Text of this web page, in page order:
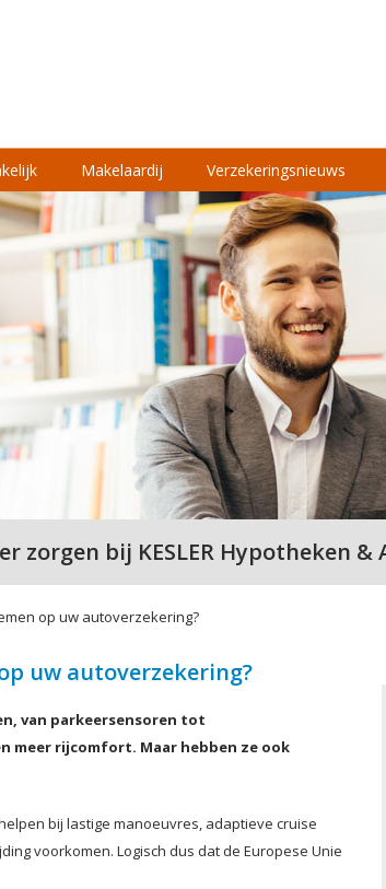
zorgen bij KESLER Hypotheken &
op uw autoverzekering?
uw autoverzekering?
van parkeersensoren tot
meer rijcomfort. Maar hebben ze ook
bij lastige manoeuvres, adaptieve cruise
voorkomen. Logisch dus dat de Europese Unie
Makelaardij Verzekeringsnieuws